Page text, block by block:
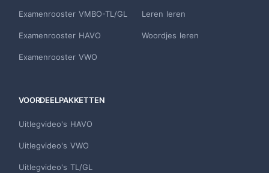
Examenrooster VMBO-TL/GL
Examenrooster HAVO
Examenrooster VWO
Leren leren
Woordjes leren
VOORDEELPAKKETTEN
Uitlegvideo's HAVO
Uitlegvideo's VWO
Uitlegvideo's TL/GL